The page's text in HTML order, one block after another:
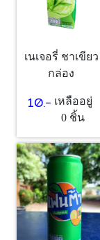
เนเจอรี่ ชาเขียว
กล่อง
10.- เหลืออยู่
0 ชิ้น